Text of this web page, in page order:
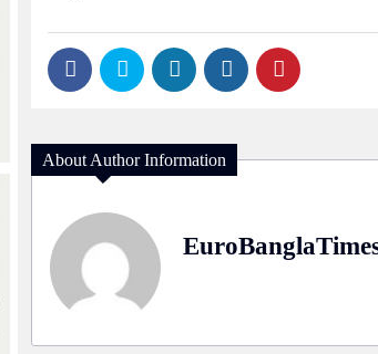
About Author Information